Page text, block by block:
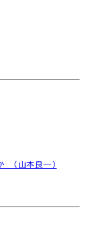
団体
（山本良一）